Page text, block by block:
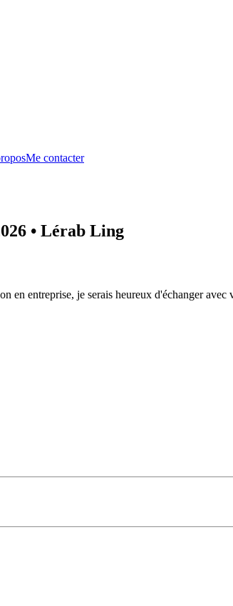
Me contacter
• Lérab Ling
en entreprise, je serais heureux d'échanger avec